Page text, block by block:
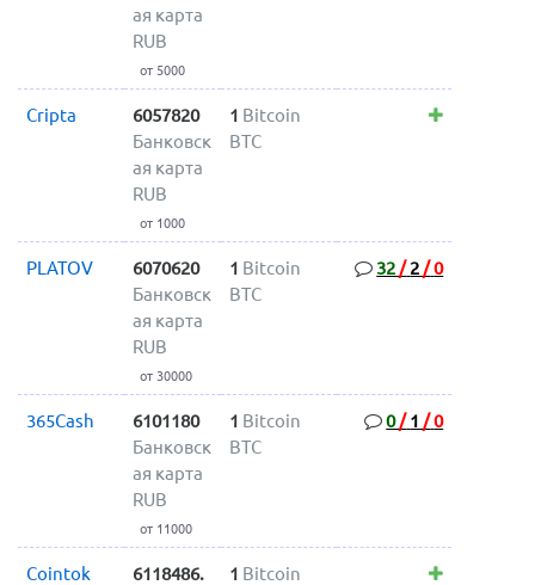
ая карта
RUB
от 5000
Cripta
6057820
Банковск
ая карта
RUB
от 1000
1 Bitcoin
BTC
PLATOV
6070620
Банковск
ая карта
RUB
от 30000
1 Bitcoin
BTC
32 / 2 /0
365Cash
6101180
Банковск
ая карта
RUB
от 11000
1 Bitcoin
BTC
0/ 1 /0
Cointok
6118486.
1 Bitcoin